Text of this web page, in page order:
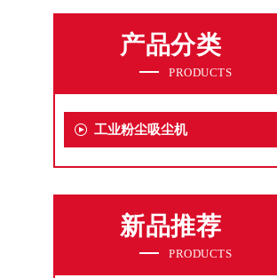
产品分类
PRODUCTS
工业粉尘吸尘机
新品推荐
PRODUCTS